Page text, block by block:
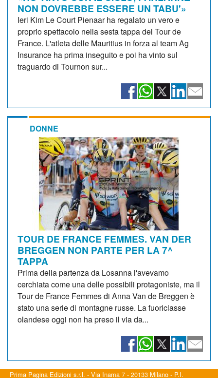
NON DOVREBBE ESSERE UN TABU'»
Ieri Kim Le Court Pienaar ha regalato un vero e
proprio spettacolo nella sesta tappa del Tour de
France. L'atleta delle Mauritius in forza al team Ag
Insurance ha prima inseguito e poi ha vinto sul
traguardo di Tournon sur...
DONNE
TOUR DE FRANCE FEMMES. VAN DER
BREGGEN NON PARTE PER LA 7^
TAPPA
Prima della partenza da Losanna l'avevamo
cerchiata come una delle possibili protagoniste, ma il
Tour de France Femmes di Anna Van de Breggen è
stato una serie di montagne russe. La fuoriclasse
olandese oggi non ha preso il via da...
Prima Pagina Edizioni s.r.l. - Via Inama 7 - 20133 Milano - P.I.